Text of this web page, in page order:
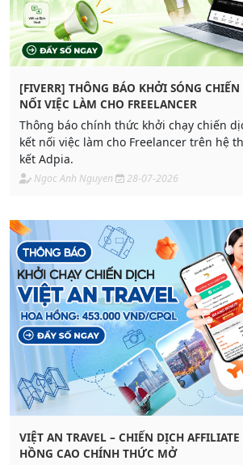
[FIVERR] THÔNG BÁO KHỞI SÓNG CHIẾN
NỐI VIỆC LÀM CHO FREELANCER
Thông báo chính thức khởi chạy chiến
kết nối việc làm cho Freelancer trên hệ
kết Adpia.
Ngoc Anh Nguyen 28-07-2026
VIỆT AN TRAVEL – CHIẾN DỊCH
HỒNG CAO CHÍNH THỨC MỞ